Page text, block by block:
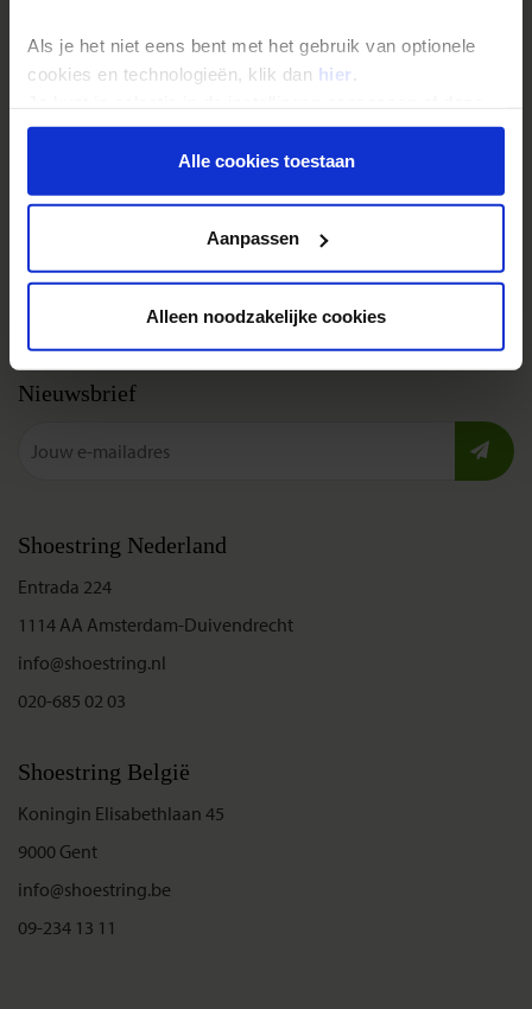
Als je het niet eens bent met het gebruik van optionele
cookies en technologieën, klik dan hier .
onder aan de pagina op elk gewenst moment voor de
toekomst wijzigen.Alle cookies toestaan
Aanpassen
Alleen noodzakelijke cookies
Nieuwe reizen
Over Shoestring
Bel, mail of chat met ons
Privacybeleid
Disclaimer & copyright
Nieuwsbrief
Shoestring Nederland
Entrada 224
1114 AA Amsterdam-Duivendrecht
info@shoestring.nl
020-685 02 03
Shoestring België
Koningin Elisabethlaan 45
9000 Gent
info@shoestring.be
09-234 13 11